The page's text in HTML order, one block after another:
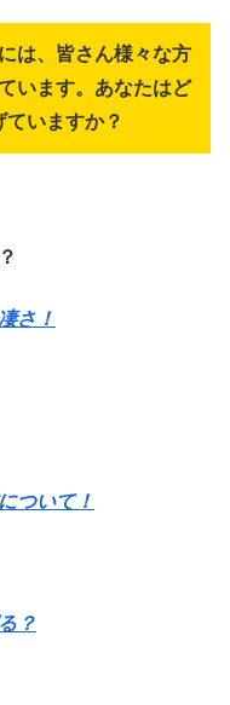
は、皆さん様々な方
います。あなたはど
ていますか？
さ！
ついて！
？